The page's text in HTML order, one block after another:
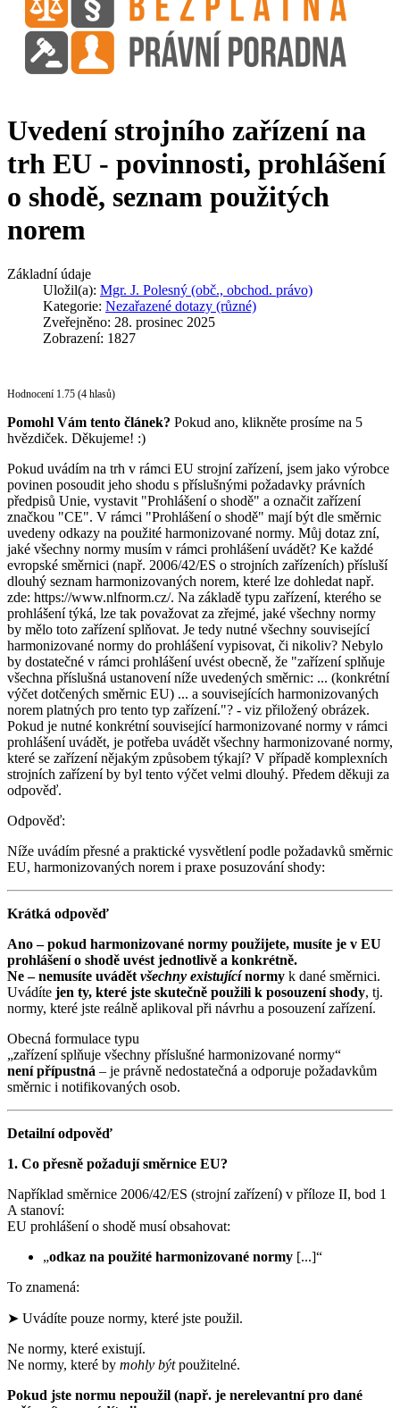
Uvedení strojního zařízení na
trh EU - povinnosti, prohlášení
o shodě, seznam použitých
norem
Základní údaje
Uložil(a): Mgr. J. Polesný (obč., obchod. právo)
Kategorie: Nezařazené dotazy (různé)
Zveřejněno: 28. prosinec 2025
Zobrazení: 1827
Hodnocení 1.75 (4 hlasů)
Pomohl Vám tento článek? Pokud ano, klikněte prosíme na 5
hvězdiček. Děkujeme! :)
Pokud uvádím na trh v rámci EU strojní zařízení, jsem jako výrobce
povinen posoudit jeho shodu s příslušnými požadavky právních
předpisů Unie, vystavit "Prohlášení o shodě" a označit zařízení
značkou "CE". V rámci "Prohlášení o shodě" mají být dle směrnic
uvedeny odkazy na použité harmonizované normy. Můj dotaz zní,
jaké všechny normy musím v rámci prohlášení uvádět? Ke každé
evropské směrnici (např. 2006/42/ES o strojních zařízeních) přísluší
dlouhý seznam harmonizovaných norem, které lze dohledat např.
zde: https://www.nlfnorm.cz/. Na základě typu zařízení, kterého se
prohlášení týká, lze tak považovat za zřejmé, jaké všechny normy
by mělo toto zařízení splňovat. Je tedy nutné všechny související
harmonizované normy do prohlášení vypisovat, či nikoliv? Nebylo
by dostatečné v rámci prohlášení uvést obecně, že "zařízení splňuje
všechna příslušná ustanovení níže uvedených směrnic: ... (konkrétní
výčet dotčených směrnic EU) ... a souvisejících harmonizovaných
norem platných pro tento typ zařízení."? - viz přiložený obrázek.
Pokud je nutné konkrétní související harmonizované normy v rámci
prohlášení uvádět, je potřeba uvádět všechny harmonizované normy,
které se zařízení nějakým způsobem týkají? V případě komplexních
strojních zařízení by byl tento výčet velmi dlouhý. Předem děkuji za
odpověď.
Odpověď:
Níže uvádím přesné a praktické vysvětlení podle požadavků směrnic
EU, harmonizovaných norem i praxe posuzování shody:
Krátká odpověď
Ano – pokud harmonizované normy použijete, musíte je v EU
prohlášení o shodě uvést jednotlivě a konkrétně.
Ne – nemusíte uvádět všechny existujícínormy k dané směrnici.
Uvádíte jen ty, které jste skutečně použili k posouzení shody, tj.
normy, které jste reálně aplikoval při návrhu a posouzení zařízení.
Obecná formulace typu
„zařízení splňuje všechny příslušné harmonizované normy“
není přípustná – je právně nedostatečná a odporuje požadavkům
směrnic i notifikovaných osob.
Detailní odpověď
1. Co přesně požadují směrnice EU?
Například směrnice 2006/42/ES (strojní zařízení) v příloze II, bod 1
A stanoví:
EU prohlášení o shodě musí obsahovat:
„odkaz na použité harmonizované normy [...]“
To znamená:
➤ Uvádíte pouze normy, které jste použil.
Ne normy, které existují.
Ne normy, které by mohly býtpoužitelné.
Pokud jste normu nepoužil (např. je nerelevantní pro dané